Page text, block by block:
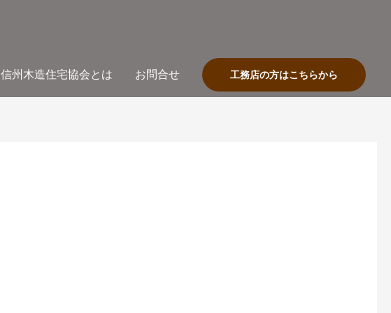
信州木造住宅協会とは お問合せ 工務店の方はこちらから